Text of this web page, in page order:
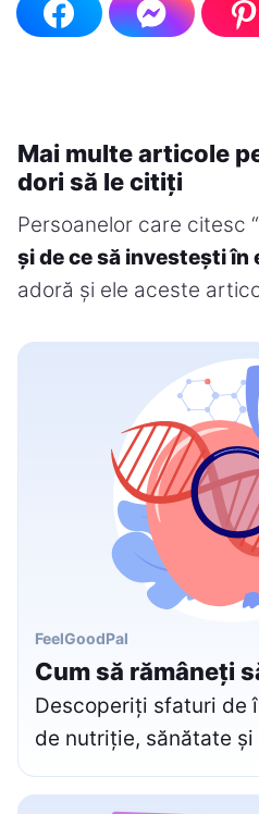
Mai multe articole
dori să le citiți
Persoanelor care citesc “
și de ce să investești în
adoră și ele aceste
FeelGoodPal
Cum să rămâneți
Descoperiți sfaturi de
de nutriție, sănătate și